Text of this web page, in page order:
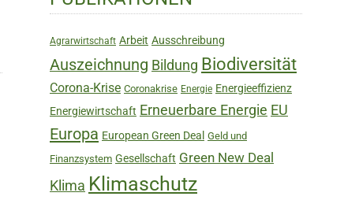
Sidebar
Agrarwirtschaft Arbeit Ausschreibung
Auszeichnung Bildung Biodiversität
Corona-Krise Coronakrise Energie Energieeffizienz
Energiewirtschaft Erneuerbare Energie EU
Europa European Green Deal Geld und
Finanzsystem Gesellschaft Green New Deal
Klima Klimaschutz